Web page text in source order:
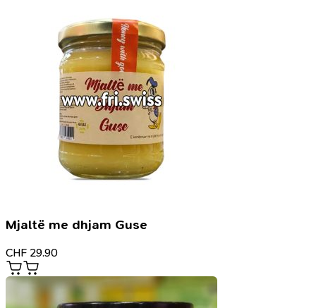
Mjaltë me dhjam Guse
CHF 29.90